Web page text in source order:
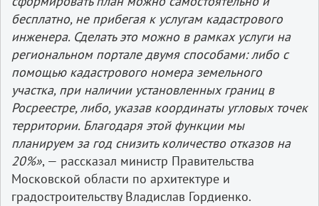
бесплатно, не прибегая к услугам кадастрового
инженера. Сделать это можно в рамках услуги на
региональном портале двумя способами: либо с
помощью кадастрового номера земельного
участка, при наличии установленных границ в
Росреестре, либо, указав координаты угловых точек
территории. Благодаря этой функции мы
планируем за год снизить количество отказов на
20%», — рассказал министр Правительства
Московской области по архитектуре и
градостроительству Владислав Гордиенко.